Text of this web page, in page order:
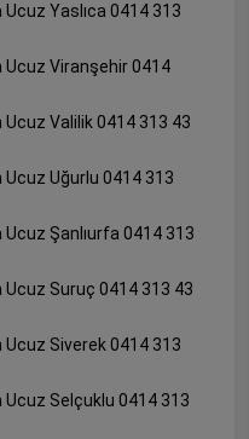
Yaslıca 0414 313
Ucuz Viranşehir 0414
Valilik 0414 313 43
Uğurlu 0414 313
Şanlıurfa 0414 313
Suruç 0414 313 43
Siverek 0414 313
Selçuklu 0414 313